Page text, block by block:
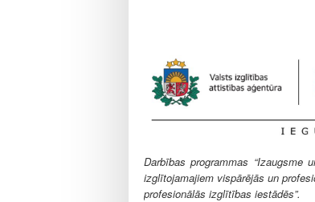
e
Darbības programmas “Izaugsme
izglītojamajiem vispārējās un
profesionālās izglītības iestādēs”.